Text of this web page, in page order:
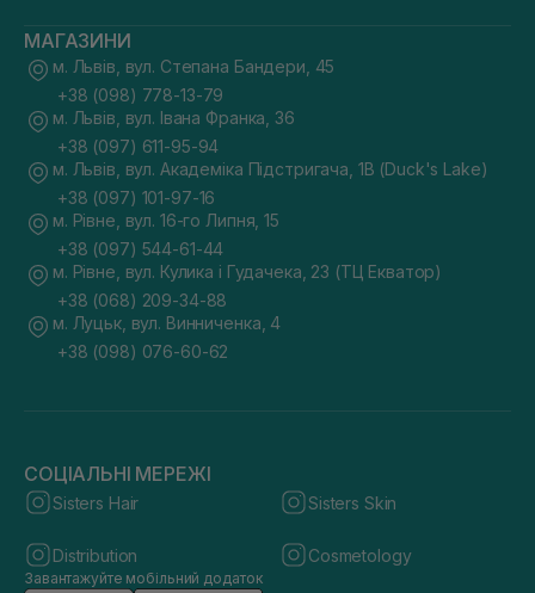
МАГАЗИНИ
м. Львів, вул. Степана Бандери, 45
+38 (098) 778-13-79
м. Львів, вул. Івана Франка, 36
+38 (097) 611-95-94
м. Львів, вул. Академіка Підстригача, 1В (Duck's Lake)
+38 (097) 101-97-16
м. Рівне, вул. 16-го Липня, 15
+38 (097) 544-61-44
м. Рівне, вул. Кулика і Гудачека, 23 (ТЦ Екватор)
+38 (068) 209-34-88
м. Луцьк, вул. Винниченка, 4
+38 (098) 076-60-62
СОЦІАЛЬНІ МЕРЕЖІ
Sisters Hair Sisters Skin
Distribution Cosmetology
Завантажуйте мобільний додаток